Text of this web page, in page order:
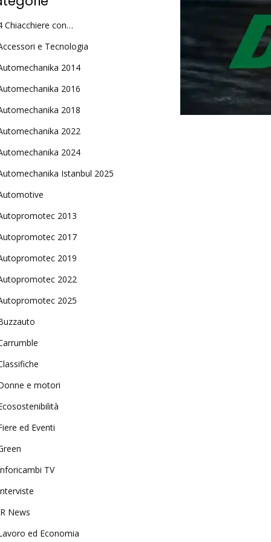
Chiacchiere con…
e Tecnologia
2014
2016
2018
2022
2024
Istanbul 2025
2013
2017
2019
2022
2025
e motori
ed Eventi
TV
News
ed Economia